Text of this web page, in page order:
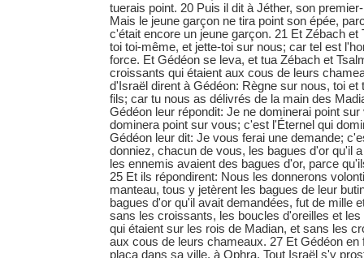
tuerais point. 20 Puis il dit à Jéther, son
Mais le jeune garçon ne tira point son épée,
c'était encore un jeune garçon. 21 Et Zébach et
toi toi-même, et jette-toi sur nous; car tel est
force. Et Gédéon se leva, et tua Zébach et
croissants qui étaient aux cous de leurs
d'Israël dirent à Gédéon: Règne sur nous, toi et
fils; car tu nous as délivrés de la main des
Gédéon leur répondit: Je ne dominerai point
dominera point sur vous; c'est l'Éternel qui
Gédéon leur dit: Je vous ferai une demande;
donniez, chacun de vous, les bagues d'or qu'il
les ennemis avaient des bagues d'or, parce
25 Et ils répondirent: Nous les donnerons
manteau, tous y jetèrent les bagues de leur
bagues d'or qu'il avait demandées, fut de mille
sans les croissants, les boucles d'oreilles et
qui étaient sur les rois de Madian, et sans les
aux cous de leurs chameaux. 27 Et Gédéon en
plaça dans sa ville, à Ophra. Tout Israël s'y